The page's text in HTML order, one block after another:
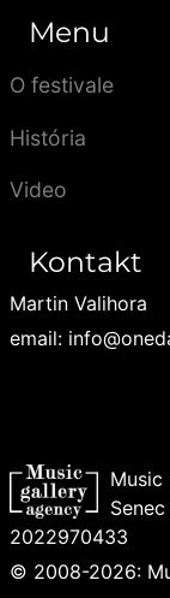
Menu
O festivale
História
Video
Kontakt
Martin Valihora
email:
Music
2022970433
© 2008-2026: